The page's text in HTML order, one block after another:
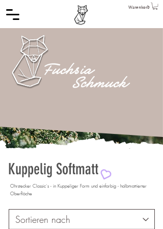
Warenkorb
Kuppelig Softmatt
Ohrstecker Classic´s - in Kuppeliger Form und einfarbig - halbmattierter
Oberfläche